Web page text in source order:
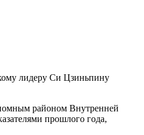
лидеру Си Цзиньпину
районом Внутренней
прошлого года,